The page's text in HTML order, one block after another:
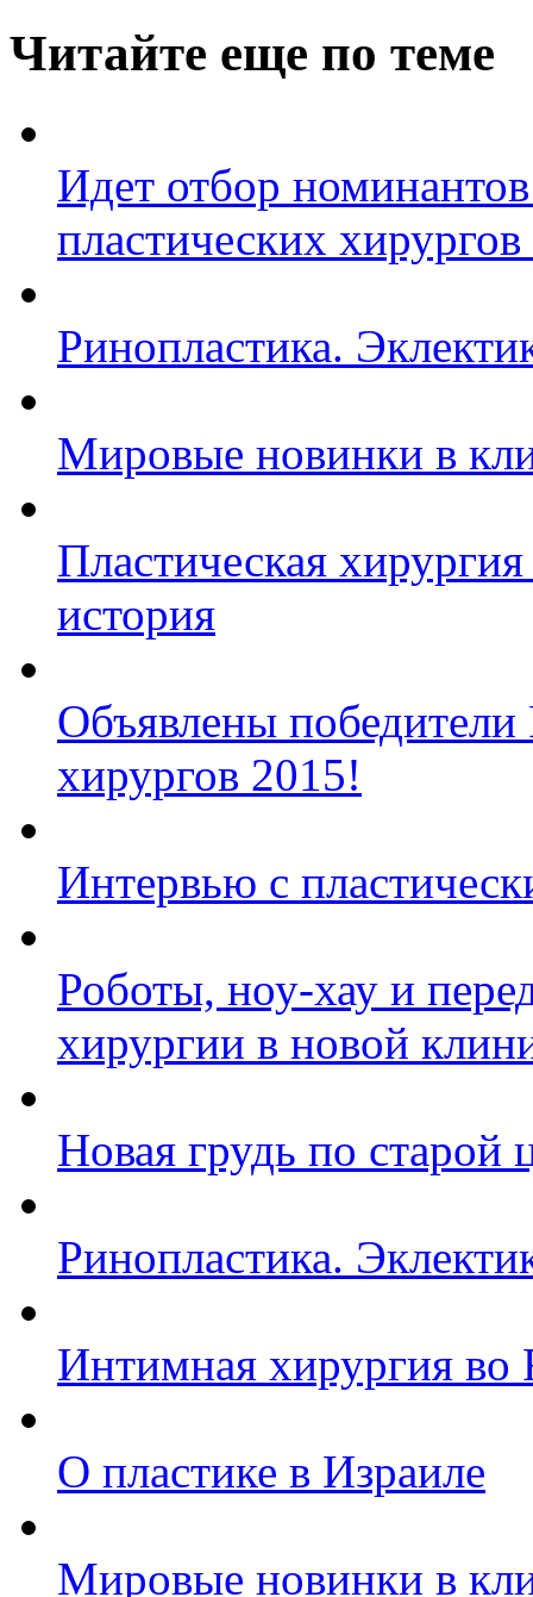
Читайте еще по теме
Идет отбор
пластических
Ринопластика.
Мировые новинки в
Пластическая
история
Объявлены
хирургов 2015!
Интервью с
Роботы, ноу-хау и
хирургии в новой
Новая грудь по старой
Ринопластика.
Интимная хирургия
О пластике в Израиле
Мировые новинки в